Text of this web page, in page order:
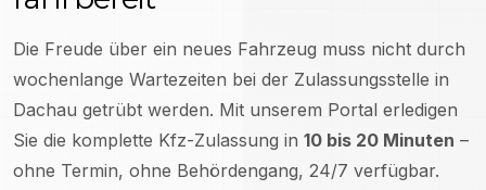
Die Freude über ein neues Fahrzeug muss nicht durch
wochenlange Wartezeiten bei der Zulassungsstelle in
Dachau getrübt werden. Mit unserem Portal erledigen
Sie die komplette Kfz-Zulassung in 10 bis 20 Minuten –
ohne Termin, ohne Behördengang, 24/7 verfügbar.